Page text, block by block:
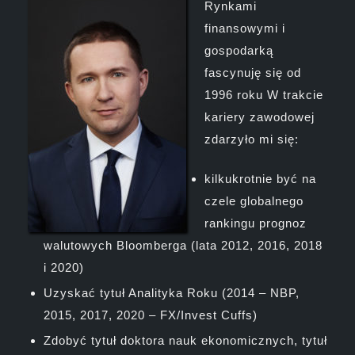
Rynkami
finansowymi i
gospodarką
fascynuję się od
1996 roku W trakcie
kariery zawodowej
zdarzyło mi się:
kilkukrotnie być na
czele globalnego
rankingu prognoz
walutowych Bloomberga (lata 2012, 2016, 2018
i 2020)
Uzyskać tytuł Analityka Roku (2014 – NBP,
2015, 2017, 2020 – FX/Invest Cuffs)
Zdobyć tytuł doktora nauk ekonomicznych, tytuł